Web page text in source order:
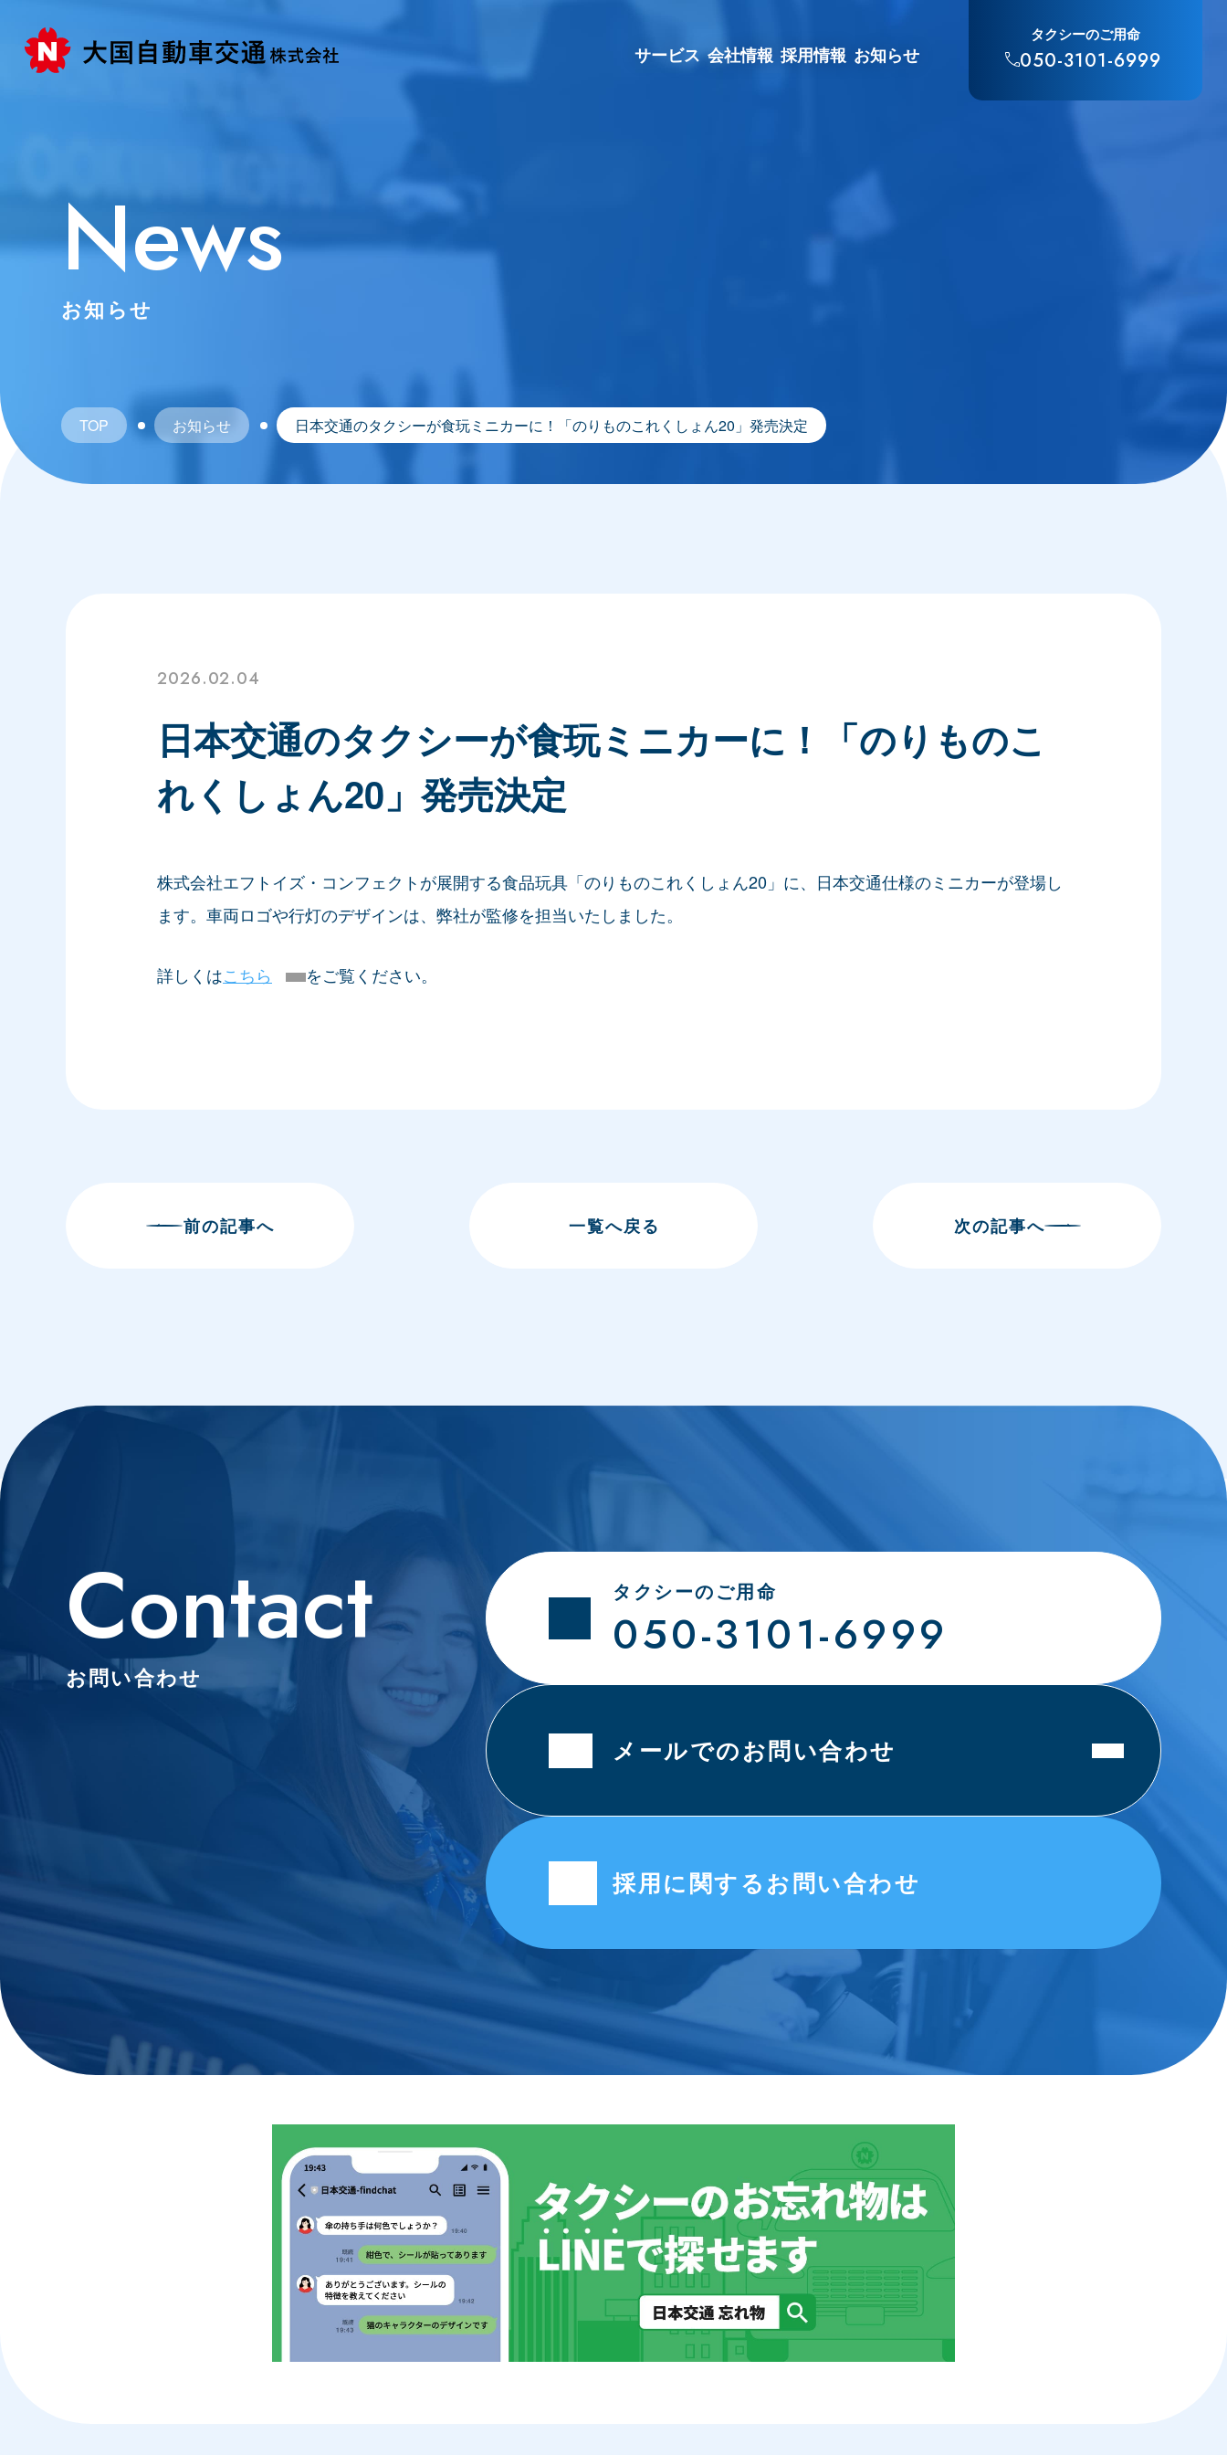
サービス 会社情報 採用情報 お知らせ
タクシーのご用命
050-3101-6999
News
お知らせ
TOP お知らせ 日本交通のタクシーが食玩ミニカーに！「のりものこれくしょん20」発売決定
2026.02.04
日本交通のタクシーが食玩ミニカーに！「のりものこ
れくしょん20」発売決定
株式会社エフトイズ・コンフェクトが展開する食品玩具「のりものこれくしょん20」に、日本交通仕様のミニカーが登場し
ます。車両ロゴや行灯のデザインは、弊社が監修を担当いたしました。
詳しくはこちら をご覧ください。
前の記事へ 一覧へ戻る 次の記事へ
Contact
お問い合わせ
タクシーのご用命
050-3101-6999
メールでのお問い合わせ
採用に関するお問い合わせ